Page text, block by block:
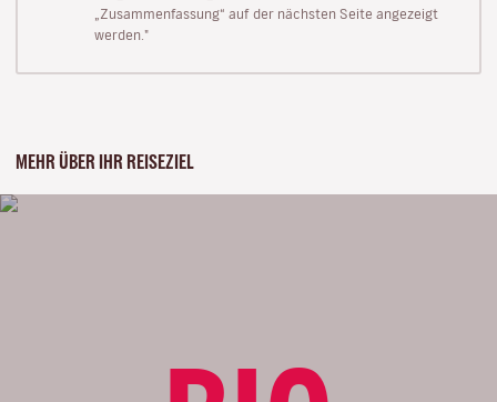
„Zusammenfassung“ auf der nächsten Seite angezeigt
werden."
MEHR ÜBER IHR REISEZIEL